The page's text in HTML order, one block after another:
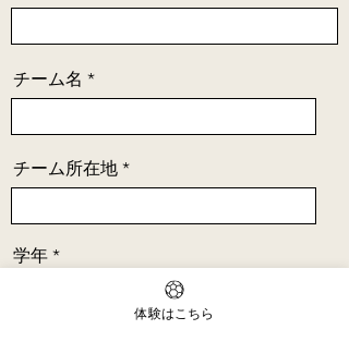
チーム名
チーム所在地
学年
体験はこちら